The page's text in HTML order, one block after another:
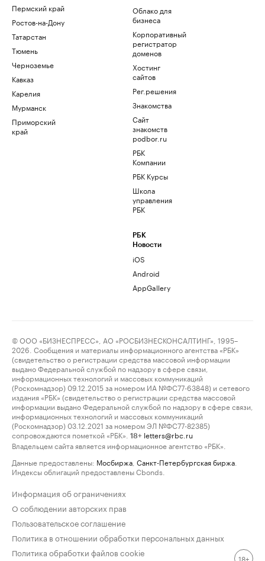
Пермский край
Ростов-на-Дону
Татарстан
Тюмень
Черноземье
Кавказ
Карелия
Мурманск
Приморский
край
Облако для
бизнеса
Корпоративный
регистратор
доменов
Хостинг
сайтов
Рег.решения
Знакомства
Сайт
знакомств
podbor.ru
РБК
Компании
РБК Курсы
Школа
управления
РБК
РБК
Новости
iOS
Android
AppGallery
© ООО «БИЗНЕСПРЕСС», АО «РОСБИЗНЕСКОНСАЛТИНГ», 1995–
2026. Сообщения и материалы информационного агентства «РБК»
(свидетельство о регистрации средства массовой информации
выдано Федеральной службой по надзору в сфере связи,
информационных технологий и массовых коммуникаций
(Роскомнадзор) 09.12.2015 за номером ИА №ФС77-63848) и сетевого
издания «РБК» (свидетельство о регистрации средства массовой
информации выдано Федеральной службой по надзору в сфере связи,
информационных технологий и массовых коммуникаций
(Роскомнадзор) 03.12.2021 за номером ЭЛ №ФС77-82385)
сопровождаются пометкой «РБК».
18+ letters@rbc.ru
Владельцем сайта является информационное агентство «РБК».
Данные предоставлены: Мосбиржа Санкт-Петербургская биржа
Индексы облигаций предоставлены Cbonds.
Информация об ограничениях
О соблюдении авторских прав
Пользовательское соглашение
Политика в отношении обработки персональных данных
Политика обработки файлов cookie
18+